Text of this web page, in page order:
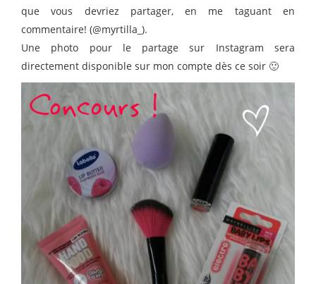
que vous devriez partager, en me taguant en
commentaire! (@myrtilla_).
Une photo pour le partage sur Instagram sera
directement disponible sur mon compte dès ce soir 🙂